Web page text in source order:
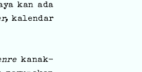
kan ada
kalendar
kanak-